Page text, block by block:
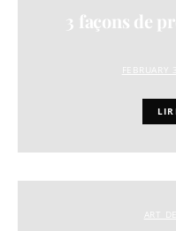
3 façons de
FEBRUARY
ART